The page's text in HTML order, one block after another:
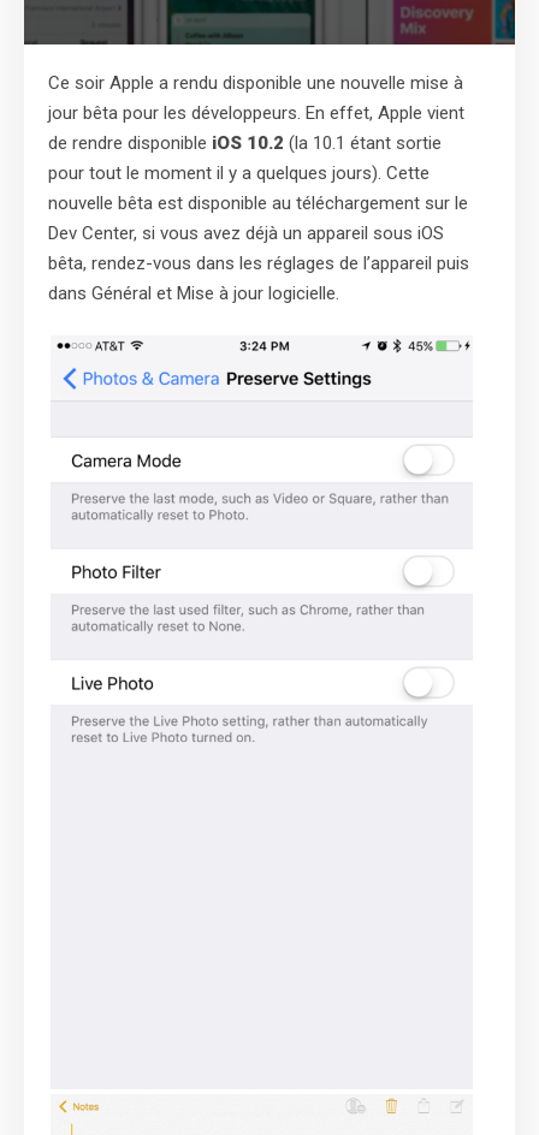
Ce soir Apple a rendu disponible une nouvelle mise à
jour bêta pour les développeurs. En effet, Apple vient
de rendre disponible iOS 10.2 (la 10.1 étant sortie
pour tout le moment il y a quelques jours). Cette
nouvelle bêta est disponible au téléchargement sur le
Dev Center, si vous avez déjà un appareil sous iOS
bêta, rendez-vous dans les réglages de l’appareil puis
dans Général et Mise à jour logicielle.